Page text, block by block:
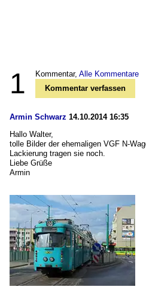
1 Kommentar, Alle Kommentare
Kommentar verfassen
Armin Schwarz 14.10.2014 16:35
Hallo Walter,
tolle Bilder der ehemaligen VGF N-
Lackierung tragen sie noch.
Liebe Grüße
Armin